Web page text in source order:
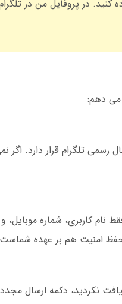
معتبر استفاده کنید. در پروفایل من
می دهم:
در کانال رسمی تلگرام قرار دارد.
کاربری، شماره موبایل، و
کد فقط 2 دقیقه معتبر است. اگر دریافت نکردید،